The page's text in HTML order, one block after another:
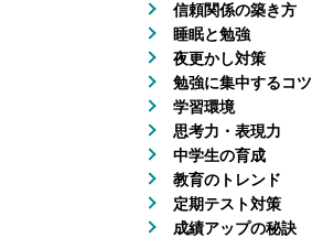
信頼関係の築き方
睡眠と勉強
夜更かし対策
勉強に集中するコツ
学習環境
思考力・表現力
中学生の育成
教育のトレンド
定期テスト対策
成績アップの秘訣